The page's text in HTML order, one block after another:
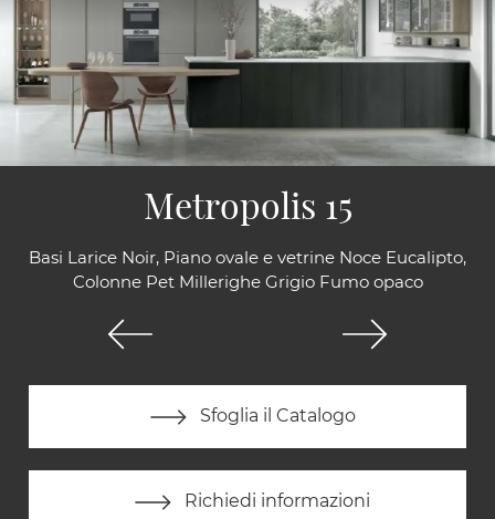
Basi Larice Noir, Piano ovale e vetrine Noce Eucalipto,
Colonne Pet Millerighe Grigio Fumo opaco
Sfoglia il Catalogo
Richiedi informazioni
Metropolis 15